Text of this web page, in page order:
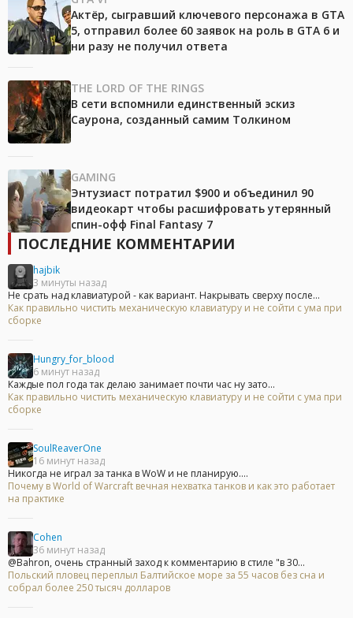
Актёр, сыгравший ключевого персонажа в GTA
5, отправил более 60 заявок на роль в GTA 6 и
ни разу не получил ответа
THE LORD OF THE RINGS
В сети вспомнили единственный эскиз
Саурона, созданный самим Толкином
GAMING
Энтузиаст потратил $900 и объединил 90
видеокарт чтобы расшифровать утерянный
спин-офф Final Fantasy 7
ПОСЛЕДНИЕ КОММЕНТАРИИ
hajbik
3 минуты назад
Не срать над клавиатурой - как вариант. Накрывать сверху после...
Как правильно чистить механическую клавиатуру и не сойти с ума при
сборке
Hungry_for_blood
6 минут назад
Каждые пол года так делаю занимает почти час ну зато...
Как правильно чистить механическую клавиатуру и не сойти с ума при
сборке
SoulReaverOne
16 минут назад
Никогда не играл за танка в WoW и не планирую....
Почему в World of Warcraft вечная нехватка танков и как это работает
на практике
Cohen
36 минут назад
@Bahron, очень странный заход к комментарию в стиле "в 30...
Польский пловец переплыл Балтийское море за 55 часов без сна и
собрал более 250 тысяч долларов